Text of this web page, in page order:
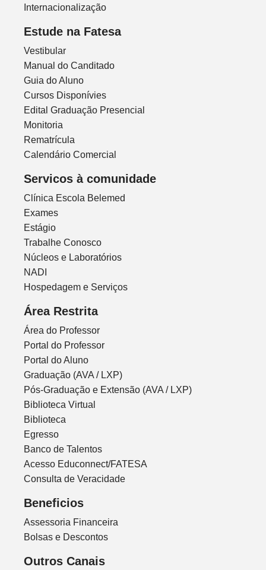
Internacionalização
Estude na Fatesa
Vestibular
Manual do Canditado
Guia do Aluno
Cursos Disponívies
Edital Graduação Presencial
Monitoria
Rematrícula
Calendário Comercial
Servicos à comunidade
Clínica Escola Belemed
Exames
Estágio
Trabalhe Conosco
Núcleos e Laboratórios
NADI
Hospedagem e Serviços
Área Restrita
Área do Professor
Portal do Professor
Portal do Aluno
Graduação (AVA / LXP)
Pós-Graduação e Extensão (AVA / LXP)
Biblioteca Virtual
Biblioteca
Egresso
Banco de Talentos
Acesso Educonnect/FATESA
Consulta de Veracidade
Beneficios
Assessoria Financeira
Bolsas e Descontos
Outros Canais